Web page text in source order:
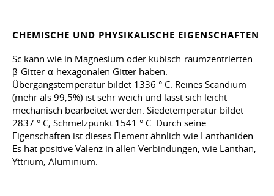
CHEMISCHE UND PHYSIKALISCHE EIGENSCHAFTEN
Sc kann wie in Magnesium oder kubisch-raumzentrierten
β-Gitter-α-hexagonalen Gitter haben.
Übergangstemperatur bildet 1336 ° C. Reines Scandium
(mehr als 99,5%) ist sehr weich und lässt sich leicht
mechanisch bearbeitet werden. Siedetemperatur bildet
2837 ° C, Schmelzpunkt 1541 ° C. Durch seine
Eigenschaften ist dieses Element ähnlich wie Lanthaniden.
Es hat positive Valenz in allen Verbindungen, wie Lanthan,
Yttrium, Aluminium.